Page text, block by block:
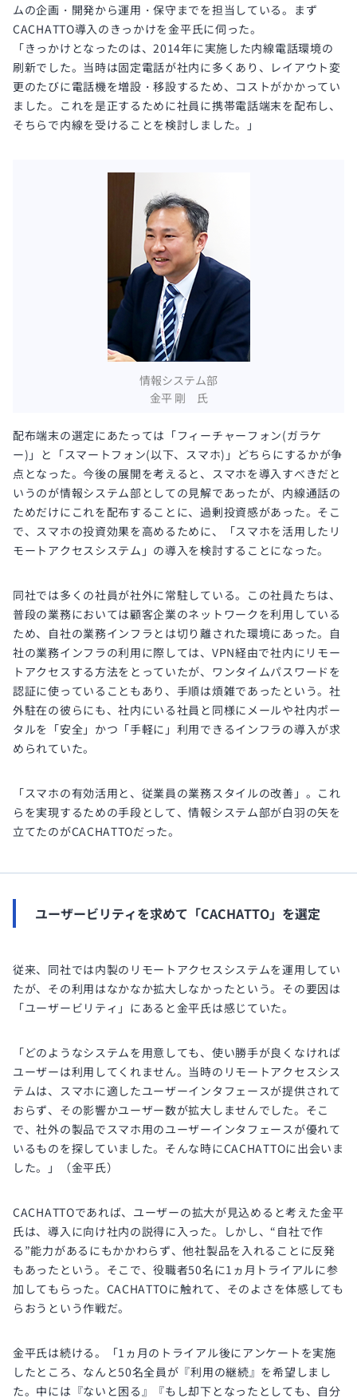
ムの企画・開発から運用・保守までを担当している。まず
CACHATTO導入のきっかけを金平氏に伺った。
「きっかけとなったのは、2014年に実施した内線電話環境の
刷新でした。当時は固定電話が社内に多くあり、レイアウト変
更のたびに電話機を増設・移設するため、コストがかかってい
ました。これを是正するために社員に携帯電話端末を配布し、
そちらで内線を受けることを検討しました。」
情報システム部
金平 剛 氏
配布端末の選定にあたっては「フィーチャーフォン(ガラケ
ー)」と「スマートフォン(以下、スマホ)」どちらにするかが争
点となった。今後の展開を考えると、スマホを導入すべきだと
いうのが情報システム部としての見解であったが、内線通話の
ためだけにこれを配布することに、過剰投資感があった。そこ
で、スマホの投資効果を高めるために、「スマホを活用したリ
モートアクセスシステム」の導入を検討することになった。
同社では多くの社員が社外に常駐している。この社員たちは、
普段の業務においては顧客企業のネットワークを利用している
ため、自社の業務インフラとは切り離された環境にあった。自
社の業務インフラの利用に際しては、VPN経由で社内にリモー
トアクセスする方法をとっていたが、ワンタイムパスワードを
認証に使っていることもあり、手順は煩雑であったという。社
外駐在の彼らにも、社内にいる社員と同様にメールや社内ポー
タルを「安全」かつ「手軽に」利用できるインフラの導入が求
められていた。
「スマホの有効活用と、従業員の業務スタイルの改善」。これ
らを実現するための手段として、情報システム部が白羽の矢を
立てたのがCACHATTOだった。
ユーザービリティを求めて「CACHATTO」を選定
従来、同社では内製のリモートアクセスシステムを運用してい
たが、その利用はなかなか拡大しなかったという。その要因は
「ユーザービリティ」にあると金平氏は感じていた。
「どのようなシステムを用意しても、使い勝手が良くなければ
ユーザーは利用してくれません。当時のリモートアクセスシス
テムは、スマホに適したユーザーインタフェースが提供されて
おらず、その影響かユーザー数が拡大しませんでした。そこ
で、社外の製品でスマホ用のユーザーインタフェースが優れて
いるものを探していました。そんな時にCACHATTOに出会いま
した。」（金平氏）
CACHATTOであれば、ユーザーの拡大が見込めると考えた金平
氏は、導入に向け社内の説得に入った。しかし、“自社で作
る”能力があるにもかかわらず、他社製品を入れることに反発
もあったという。そこで、役職者50名に1ヵ月トライアルに参
加してもらった。CACHATTOに触れて、そのよさを体感しても
らおうという作戦だ。
金平氏は続ける。「1ヵ月のトライアル後にアンケートを実施
したところ、なんと50名全員が『利用の継続』を希望しまし
た。中には『ないと困る』『もし却下となったとしても、自分